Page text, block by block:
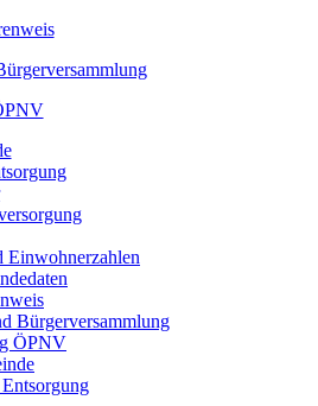
Einwohnerzahlen
Bürgerversammlung
ÖPNV